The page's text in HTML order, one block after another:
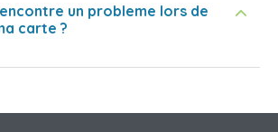
un probleme lors de
carte ?